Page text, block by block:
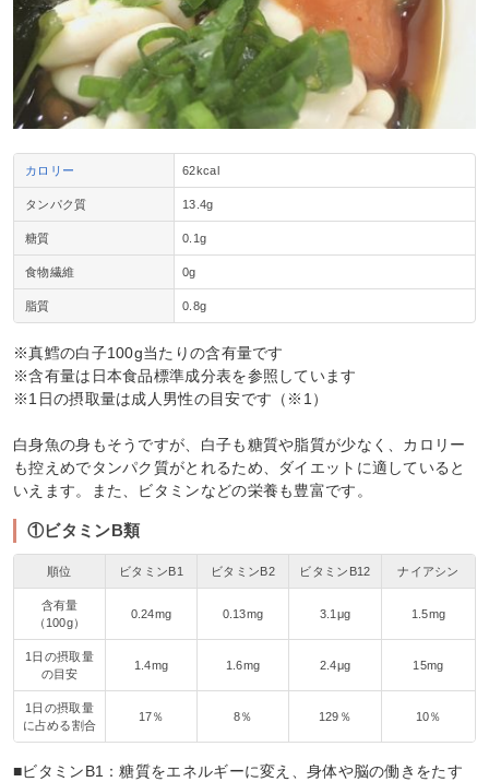
カロリー 62kcal
タンパク質 13.4g
糖質 0.1g
食物繊維 0g
脂質 0.8g
※真鱈の白子100g当たりの含有量です
※含有量は日本食品標準成分表を参照しています
※1日の摂取量は成人男性の目安です（※1）
白身魚の身もそうですが、白子も糖質や脂質が少なく、カロリー
も控えめでタンパク質がとれるため、ダイエットに適していると
いえます。また、ビタミンなどの栄養も豊富です。
①ビタミンB類
順位 ビタミンB1 ビタミンB2 ビタミンB12 ナイアシン
含有量
（100g）
0.24mg 0.13mg 3.1μg 1.5mg
1日の摂取量
の目安
1.4mg 1.6mg 2.4μg 15mg
1日の摂取量
に占める割合
17％ 8％ 129％ 10％
■ビタミンB1：糖質をエネルギーに変え、身体や脳の働きをたす